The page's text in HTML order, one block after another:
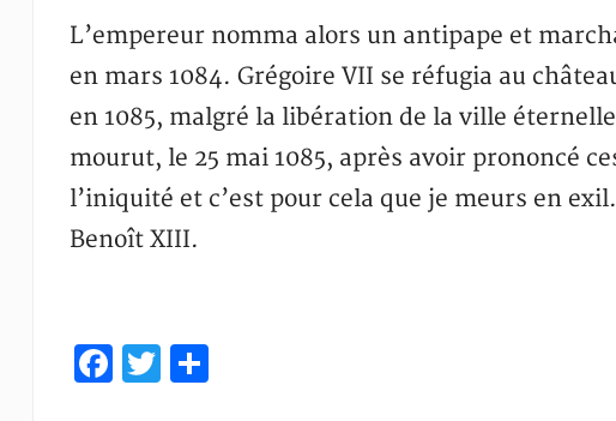
L’empereur nomma alors un antipape et
en mars 1084. Grégoire VII se réfugia au
en 1085, malgré la libération de la ville
mourut, le 25 mai 1085, après avoir prononcé
l’iniquité et c’est pour cela que je meurs en
Benoît XIII.
Facebook
Twitter
Partager